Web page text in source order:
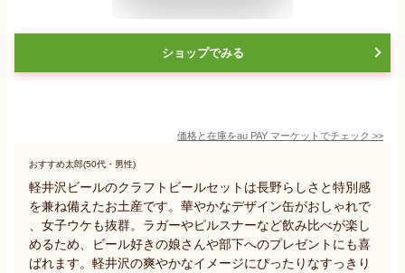
ショップでみる
価格と在庫をau PAY マーケット でチェック >>
おすすめ太郎(50代・男性)
軽井沢ビールのクラフトビールセットは長野らしさと特別感
を兼ね備えたお土産です。華やかなデザイン缶がおしゃれで
、女子ウケも抜群。ラガーやピルスナーなど飲み比べが楽し
めるため、ビール好きの娘さんや部下へのプレゼントにも喜
ばれます。軽井沢の爽やかなイメージにぴったりなすっきり